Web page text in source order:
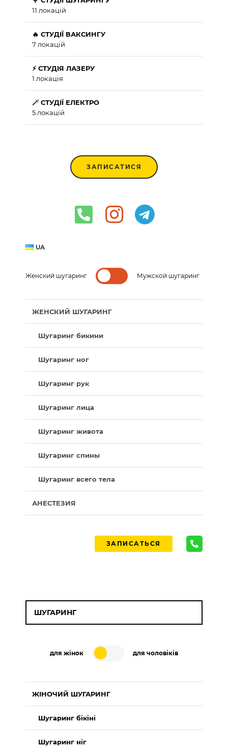
11 локацій
🔥 СТУДІЇ ВАКСИНГУ
7 локацій
⚡ СТУДІЯ ЛАЗЕРУ
1 локація
🪄 СТУДІЇ ЕЛЕКТРО
5 локацій
ЗАПИСАТИСЯ
UA
Женский шугаринг Мужской шугаринг
ЖЕНСКИЙ ШУГАРИНГ
Шугаринг бикини
Шугаринг ног
Шугаринг рук
Шугаринг лица
Шугаринг живота
Шугаринг спины
Шугаринг всего тела
АНЕСТЕЗИЯ
ЗАПИСАТЬСЯ
ШУГАРИНГ
для жінок для чоловіків
ЖІНОЧИЙ ШУГАРИНГ
Шугаринг бікіні
Шугаринг ніг